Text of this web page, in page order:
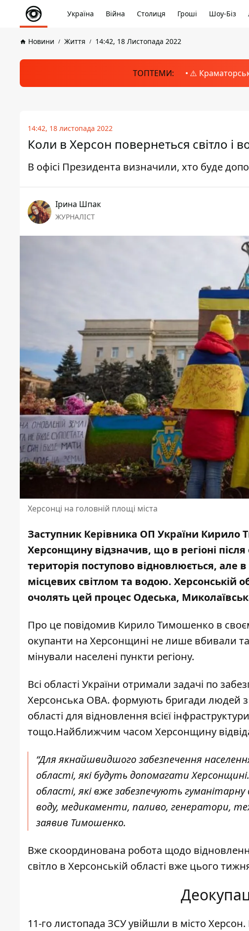
Україна Війна Столиця Гроші Шоу-Біз
Новини Життя 14:42, 18 Листопада 2022
ТОПТЕМИ: ⚠️
14:42, 18 листопада 2022
Коли в Херсон повернеться світло
В офісі Президента визначили, хто буде
Ірина Шпак
ЖУРНАЛІСТ
Херсонці на головній площі міста
Заступник Керівника ОП України Кирило
Херсонщину відзначив, що в регіоні
територія поступово відновлюється, але
місцевих світлом та водою. Херсонській
очолять цей процес Одеська,
Про це повідомив Кирило Тимошенко в
окупанти на Херсонщині не лише вбивали
мінували населені пункти регіону.
Всі області України отримали задачі по
Херсонська ОВА. формують бригади людей з
області для відновлення всієї
тощо.Найближчим часом Херсонщину
“Для якнайшвидшого забезпечення
області, які будуть допомагати
області, які вже забезпечують
воду, медикаменти, паливо, генератори,
заявив Тимошенко.
Вже скоординована робота щодо
світло в Херсонській області вже цього
11-го листопада ЗСУ увійшли в місто Херсон.